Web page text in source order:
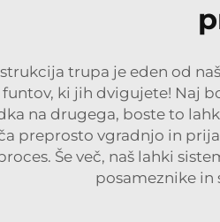
trupa je eden od
ki jih dvigujete!
na drugega, boste to
preprosto vgradnjo in
Še več, naš lahki
posameznike in